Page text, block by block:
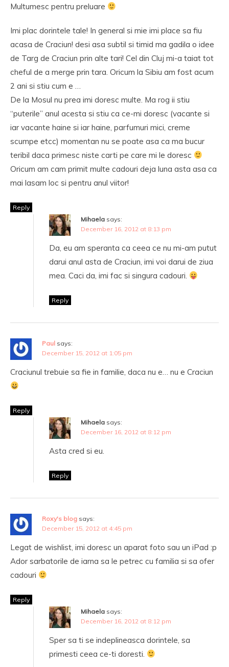
Multumesc pentru preluare
Imi plac dorintele tale! In general si mie imi place sa fiu
acasa de Craciun! desi asa subtil si timid ma gadila o idee
de Targ de Craciun prin alte tari! Cel din Cluj mi-a taiat tot
cheful de a merge prin tara. Oricum la Sibiu am fost acum
2 ani si stiu cum e …
De la Mosul nu prea imi doresc multe. Ma rog ii stiu
“puterile” anul acesta si stiu ca ce-mi doresc (vacante si
iar vacante haine si iar haine, parfumuri mici, creme
scumpe etcc) momentan nu se poate asa ca ma bucur
teribil daca primesc niste carti pe care mi le doresc
Oricum am cam primit multe cadouri deja luna asta asa ca
mai lasam loc si pentru anul viitor!
Reply
Mihaela says:
December 16, 2012 at 8:13 pm
Da, eu am speranta ca ceea ce nu mi-am putut
darui anul asta de Craciun, imi voi darui de ziua
mea. Caci da, imi fac si singura cadouri.
Reply
Paul says:
December 15, 2012 at 1:05 pm
Craciunul trebuie sa fie in familie, daca nu e… nu e Craciun
Reply
Mihaela says:
December 16, 2012 at 8:12 pm
Asta cred si eu.
Reply
Roxy's blog says:
December 15, 2012 at 4:45 pm
Legat de wishlist, imi doresc un aparat foto sau un iPad :p
Ador sarbatorile de iarna sa le petrec cu familia si sa ofer
cadouri
Reply
Mihaela says:
December 16, 2012 at 8:12 pm
Sper sa ti se indeplineasca dorintele, sa
primesti ceea ce-ti doresti.